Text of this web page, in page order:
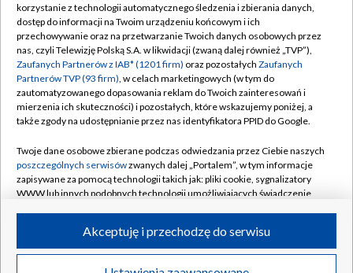
TVP
Abonament TVP
Emisja w TVP
Centrum informacji TVP
Naziemna Telewizja Cyfrowa
Rada Programowa
System NOS
Informacje o nadawcy
Program dla prasy
Regulamin TVP
Polityka prywatności
Moje zgody
Pomoc
Kontakt
Kanały
©2026 Telewizja Polska S.A. w likwidacji
korzystanie z technologii automatycznego śledzenia i zbierania danych,
dostęp do informacji na Twoim urządzeniu końcowym i ich
przechowywanie oraz na przetwarzanie Twoich danych osobowych przez
nas, czyli Telewizję Polską S.A. w likwidacji (zwaną dalej również „TVP”),
Zaufanych Partnerów z IAB* (1201 firm) oraz pozostałych Zaufanych
Partnerów TVP (93 firm), w celach marketingowych (w tym do
zautomatyzowanego dopasowania reklam do Twoich zainteresowań i
mierzenia ich skuteczności) i pozostałych, które wskazujemy poniżej, a
także zgody na udostępnianie przez nas identyfikatora PPID do Google.
Twoje dane osobowe zbierane podczas odwiedzania przez Ciebie naszych
poszczególnych serwisówzwanych dalej „Portalem”, w tym informacje
zapisywane za pomocą technologii takich jak: pliki cookie, sygnalizatory
WWW lub innych podobnych technologii umożliwiających świadczenie
ruchu w Internecie.
Twoje dane osobowe zbierane podczas odwiedzania przez Ciebie
Akceptuję i przechodzę do serwisu